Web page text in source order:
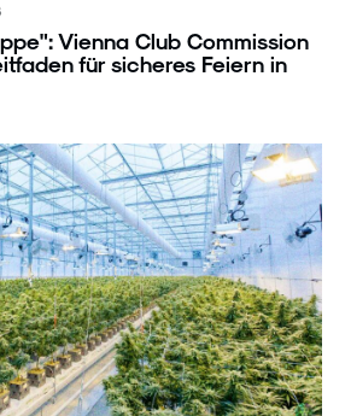
Vienna Club Commission
für sicheres Feiern in